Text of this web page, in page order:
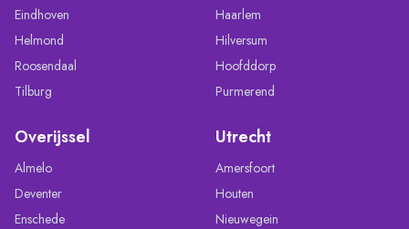
Eindhoven
Helmond
Roosendaal
Tilburg
Haarlem
Hilversum
Hoofddorp
Purmerend
Overijssel
Almelo
Deventer
Enschede
Utrecht
Amersfoort
Houten
Nieuwegein